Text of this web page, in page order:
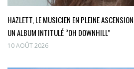
HAZLETT, LE MUSICIEN EN PLEINE
UN ALBUM INTITULÉ “OH DOWNHILL”
10 AOÛT 2026